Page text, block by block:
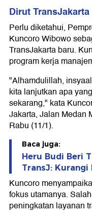
Dirut
Perlu diketahui,
Kuncoro Wibowo
TransJakarta baru.
program kerja
"Alhamdulillah,
kita lanjutkan apa
sekarang," kata
Jakarta, Jalan Medan
Rabu (11/1).
Baca juga:
Heru Budi Beri
TransJ: Kurangi
Kuncoro
fokus utamanya.
peningkatan layanan